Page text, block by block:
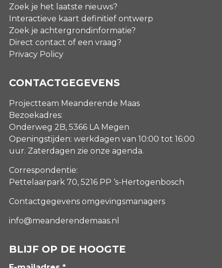
Zoek je het laatste nieuws?
Interactieve kaart definitief ontwerp
Zoek je achtergrondinformatie?
Direct contact of een vraag?
Privacy Policy
CONTACTGEGEVENS
Projectteam Meanderende Maas
Bezoekadres:
Onderweg 2B, 5366 LA Megen
Openingstijden: werkdagen van 10:00 tot 16:00
uur. Zaterdagen zie onze agenda.
Correspondentie:
Pettelaarpark 70, 5216 PP ‘s-Hertogenbosch
Contactgegevens omgevingsmanagers
info@meanderendemaas.nl
BLIJF OP DE HOOGTE